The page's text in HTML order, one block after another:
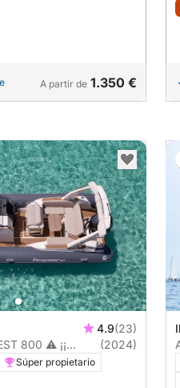
A partir de 1.350 €
4.9(23)
800 ⚠️ ¡¡
⚠️
(2024)
Súper propietario